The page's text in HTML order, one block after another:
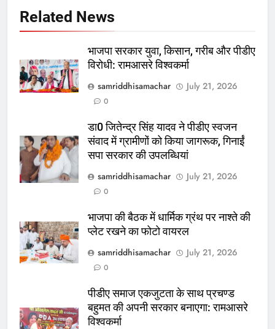
Related News
भाजपा सरकार युवा, किसान, गरीब और पीडीए
विरोधी: रामआसरे विश्वकर्मा
samriddhisamachar
July 21, 2026
0
डा0 जितेन्द्र सिंह यादव ने पीडीए स्वजन
संवाद में ग्रामीणों को किया जागरूक, गिनाईं
सपा सरकार की उपलब्धियां
samriddhisamachar
July 21, 2026
0
भाजपा की बैठक में धार्मिक ग्रंथ पर नाश्ते की
प्लेट रखने का फोटो वायरल
samriddhisamachar
July 21, 2026
0
पीडीए समाज एकजुटता के साथ प्रचण्ड
बहुमत की अपनी सरकार बनाएगा: रामआसरे
विश्वकर्मा